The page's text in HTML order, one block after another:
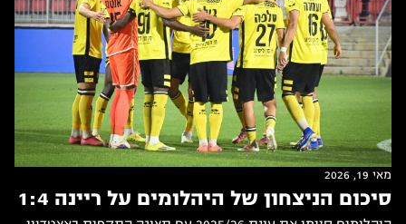
מאי 19, 2026
סיכום הניצחון של היהלומים על ריינה 1:4